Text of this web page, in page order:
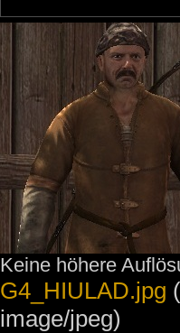
Keine höhere
G4_HIULAD.jpg
image/jpeg)